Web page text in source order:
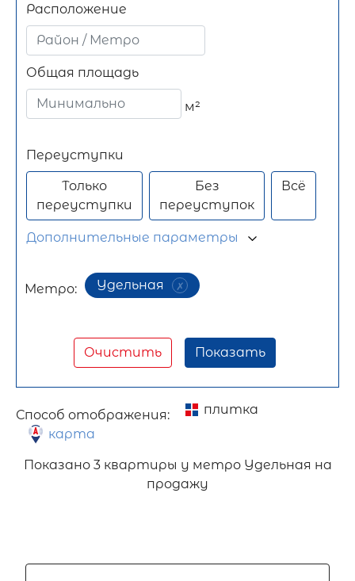
Расположение
Общая площадь
м²
Переуступки
Только
переуступки
Без
переуступок
Всё
Дополнительные параметры
Метро: Удельная
Очистить Показать
Способ отображения:
плитка
карта
Показано 3 квартиры у метро Удельная на
продажу